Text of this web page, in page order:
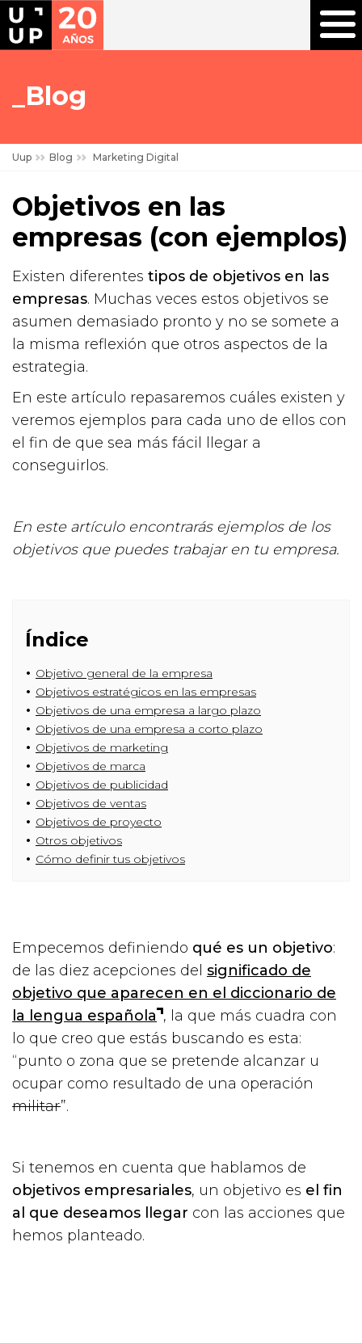
Blog
Uup Blog Marketing Digital
Objetivos en las
empresas (con ejemplos)
Existen diferentes tipos de objetivos en las
empresas. Muchas veces estos objetivos se
asumen demasiado pronto y no se somete a
la misma reflexión que otros aspectos de la
estrategia.
En este artículo repasaremos cuáles existen y
veremos ejemplos para cada uno de ellos con
el fin de que sea más fácil llegar a
conseguirlos.
En este artículo encontrarás ejemplos de los
objetivos que puedes trabajar en tu empresa.
Índice
Objetivo general de la empresa
Objetivos estratégicos en las empresas
Objetivos de una empresa a largo plazo
Objetivos de una empresa a corto plazo
Objetivos de marketing
Objetivos de marca
Objetivos de publicidad
Objetivos de ventas
Objetivos de proyecto
Otros objetivos
Cómo definir tus objetivos
Empecemos definiendo qué es un objetivo:
de las diez acepciones del significado de
objetivo que aparecen en el diccionario de
la lengua española , la que más cuadra con
lo que creo que estás buscando es esta:
“punto o zona que se pretende alcanzar u
ocupar como resultado de una operación
militar”.
Si tenemos en cuenta que hablamos de
objetivos empresariales, un objetivo es el fin
al que deseamos llegar con las acciones que
hemos planteado.